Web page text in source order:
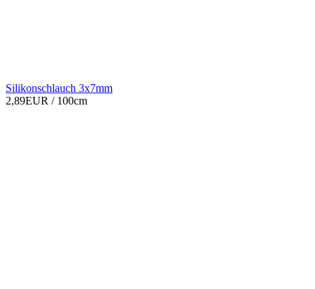
Silikonschlauch 3x7mm
2,89EUR / 100cm